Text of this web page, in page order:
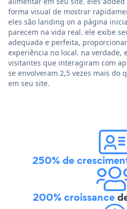
forma visual de mostrar
eles são landing on a página
parecem na vida real. ele exibe
adequada e perfeita,
experiência no local. na verdade,
visitantes que interagiram com
se envolveram 2,5 vezes mais do
em seu site.
250% de
200% croissance